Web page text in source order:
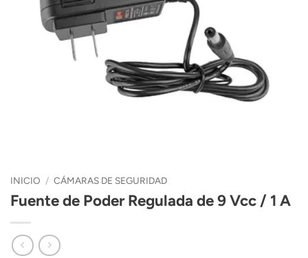
INICIO / CÁMARAS DE SEGURIDAD
Fuente de Poder Regulada de 9 Vcc / 1 A